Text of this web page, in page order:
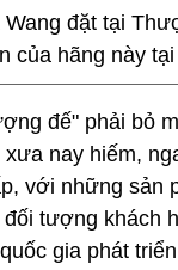
Wang đặt tại
của hãng này
đế" phải bỏ
nay hiếm,
với những sản
tượng khách
gia phát